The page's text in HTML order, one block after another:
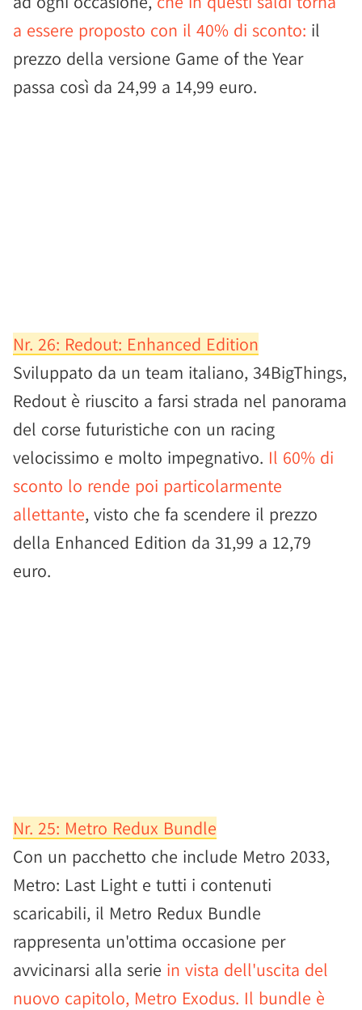
a essere proposto con il 40% di sconto: il
prezzo della versione Game of the Year
passa così da 24,99 a 14,99 euro.
Nr. 26: Redout: Enhanced Edition
Sviluppato da un team italiano, 34BigThings,
Redout è riuscito a farsi strada nel panorama
del corse futuristiche con un racing
velocissimo e molto impegnativo. Il 60% di
sconto lo rende poi particolarmente
allettante, visto che fa scendere il prezzo
della Enhanced Edition da 31,99 a 12,79
euro.
Nr. 25: Metro Redux Bundle
Con un pacchetto che include Metro 2033,
Metro: Last Light e tutti i contenuti
scaricabili, il Metro Redux Bundle
rappresenta un'ottima occasione per
avvicinarsi alla serie in vista dell'uscita del
nuovo capitolo, Metro Exodus. Il bundle è